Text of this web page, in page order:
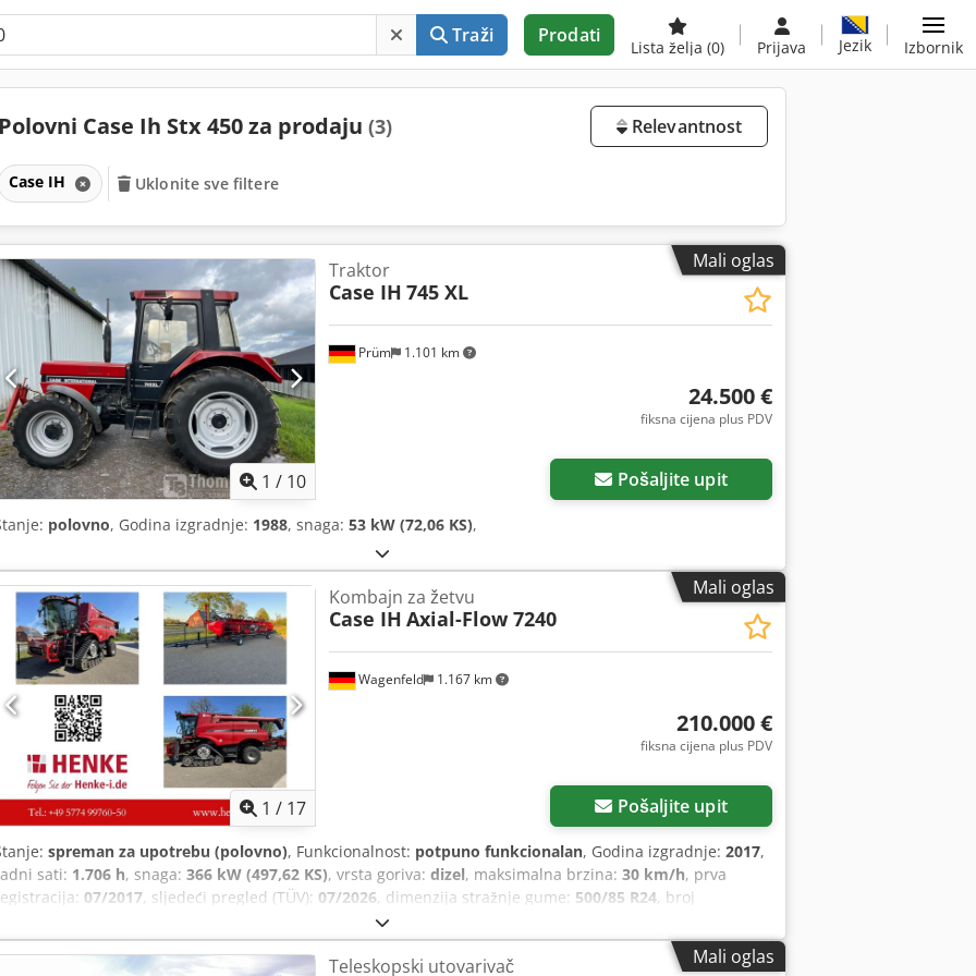
Traži Prodati
Lista želja (0) Prijava Jezik Izbornik
Case Ih Stx 450 za prodaju (3) Relevantnost
Case IH Uklonite sve filtere
Mali oglas
1 / 10
Prüm 1.101 km
Traktor
Case IH 745 XL
24.500 €
fiksna cijena plus PDV
Pošaljite upit
polovno, Godina izgradnje: 1988, snaga: 53 kW (72,06 KS),
Mali oglas
1 / 17
Wagenfeld 1.167 km
Kombajn za žetvu
Case IH Axial-Flow 7240
210.000 €
fiksna cijena plus PDV
Pošaljite upit
spreman za upotrebu (polovno), Funkcionalnost: potpuno funkcionalan, Godina izgradnje: 2017,
sati: 1.706 h, snaga: 366 kW (497,62 KS), vrsta goriva: dizel, maksimalna brzina: 30 km/h, prva
07/2017, sljedeći pregled (TÜV): 07/2026, dimenzija stražnje gume: 500/85 R24, broj
kabina, klima-uređaj, kvačilo prikolice, rasvjeta, repa rezač
Mali oglas
Teleskopski utovarivač